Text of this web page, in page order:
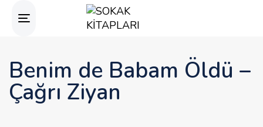
Toggle
Benim de Babam Öldü –
Çağrı Ziyan